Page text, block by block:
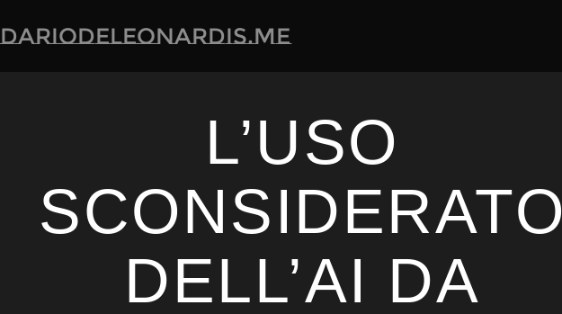
dariodeleonardis.me
L’USO
SCONSIDERATO
DELL’AI DA